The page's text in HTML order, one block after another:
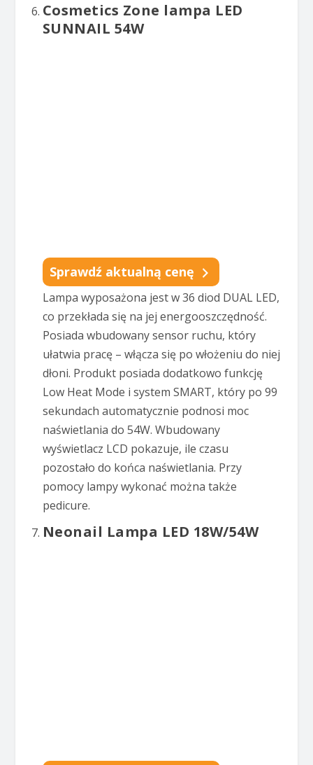
Cosmetics Zone lampa LED
SUNNAIL 54W
Sprawdź aktualną cenę
Lampa wyposażona jest w 36 diod DUAL LED,
co przekłada się na jej energooszczędność.
Posiada wbudowany sensor ruchu, który
ułatwia pracę – włącza się po włożeniu do niej
dłoni. Produkt posiada dodatkowo funkcję
Low Heat Mode i system SMART, który po 99
sekundach automatycznie podnosi moc
naświetlania do 54W. Wbudowany
wyświetlacz LCD pokazuje, ile czasu
pozostało do końca naświetlania. Przy
pomocy lampy wykonać można także
pedicure.
Neonail Lampa LED 18W/54W